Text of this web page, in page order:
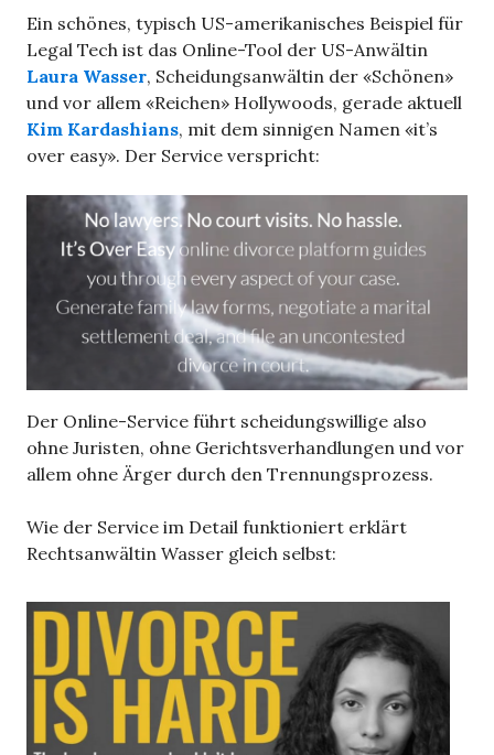
Ein schönes, typisch US-amerikanisches Beispiel für
Legal Tech ist das Online-Tool der US-Anwältin
Laura Wasser, Scheidungsanwältin der «Schönen»
und vor allem «Reichen» Hollywoods, gerade aktuell
Kim Kardashians, mit dem sinnigen Namen «it’s
over easy». Der Service verspricht:
Der Online-Service führt scheidungswillige also
ohne Juristen, ohne Gerichtsverhandlungen und vor
allem ohne Ärger durch den Trennungsprozess.
Wie der Service im Detail funktioniert erklärt
Rechtsanwältin Wasser gleich selbst: